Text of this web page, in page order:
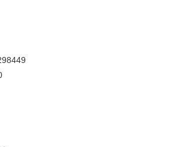
」】
商品之後才付款」的支付方式。 讓您購物簡單
不需綁卡、不需儲值。
簡訊認證，即可結帳。
務後，再付款。
流程】
含以上)免運費